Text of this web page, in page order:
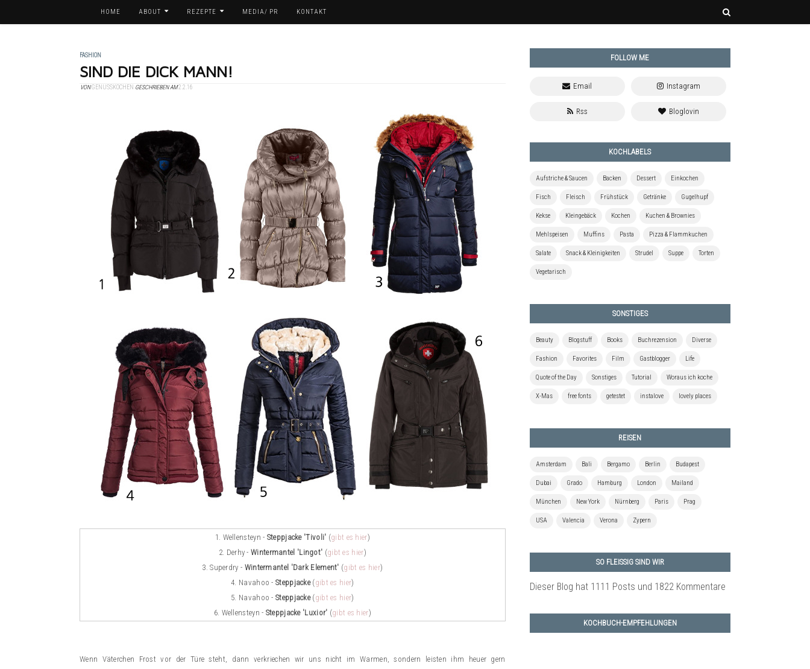
HOME ABOUT REZEPTE MEDIA/ PR KONTAKT
FASHION
SIND DIE DICK MANN!
VONGENUSSKOCHEN GESCHRIEBEN AM2.2.16
1. Wellensteyn - Steppjacke 'Tivoli' (gibt es hier)
2. Derhy -Wintermantel 'Lingot' (gibt es hier)
3. Superdry - Wintermantel 'Dark Element' (gibt es hier)
4. Navahoo -Steppjacke(gibt es hier)
5. Navahoo -Steppjacke(gibt es hier)
6. Wellensteyn - Steppjacke 'Luxior' (gibt es hier)
Wenn Väterchen Frost vor der Türe steht, dann verkriechen wir uns nicht im Warmen, sondern leisten ihm heuer gern
FOLLOW ME
KOCHLABELS
Aufstriche & Saucen Backen Dessert Einkochen
Fisch Fleisch Frühstück Getränke Gugelhupf
Kekse Kleingebäck Kochen Kuchen & Brownies
Mehlspeisen Muffins Pasta Pizza & Flammkuchen
Salate Snack & Kleinigkeiten Strudel Suppe Torten
Vegetarisch
SONSTIGES
Beauty Blogstuff Books Buchrezension Diverse
Fashion Favorites Film Gastblogger Life
Quote of the Day Sonstiges Tutorial Woraus ich koche
X-Mas free fonts getestet instalove lovely places
REISEN
Amsterdam Bali Bergamo Berlin Budapest
Dubai Grado Hamburg London Mailand
München New York Nürnberg Paris Prag
USA Valencia Verona Zypern
SO FLEISSIG SIND WIR
Dieser Blog hat 1111 Posts und 1822 Kommentare
KOCHBUCH-EMPFEHLUNGEN